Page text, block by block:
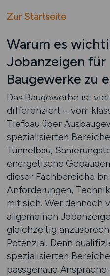
Zur Startseite
Warum es
Jobanzeigen für
Baugewerke zu
Das Baugewerbe ist
differenziert – vom
Tiefbau über
spezialisierten
Tunnelbau,
energetische
dieser Fachbereiche
Anforderungen,
mit sich. Wer dennoch
allgemeinen
gleichzeitig
Potenzial. Denn
spezialisierten
passgenaue